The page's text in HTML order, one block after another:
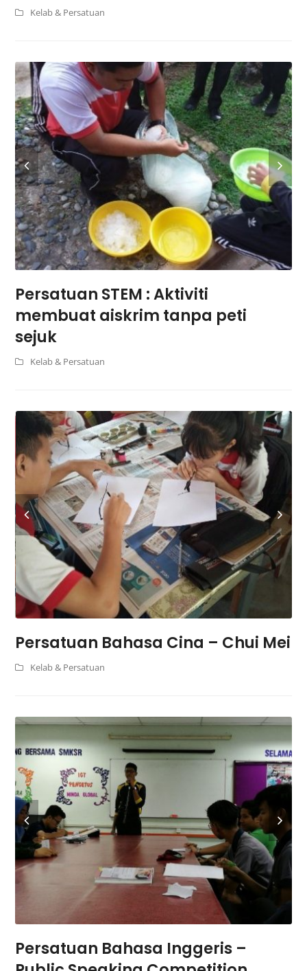
Kelab & Persatuan
Persatuan STEM : Aktiviti
membuat aiskrim tanpa peti
sejuk
Kelab & Persatuan
Persatuan Bahasa Cina – Chui Mei
Kelab & Persatuan
Persatuan Bahasa Inggeris –